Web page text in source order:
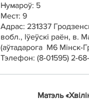
Нумароў: 5
Мест: 9
Адрас: 231337
вобл., Іўеўскi раён, в.
(аўтадарога М6 Мiнск-
Тэлефон: (8-01595) 2-
Матэль